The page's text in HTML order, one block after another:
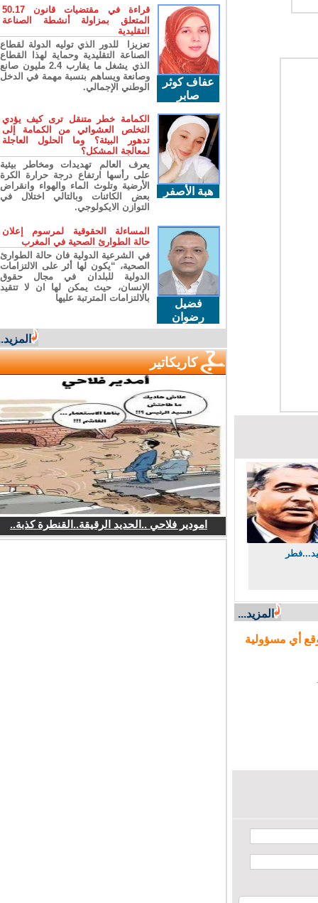
المزيد...
أي مسؤولية
عفاف كوثر
صابر
قراءة في مقتضيات قانون 50.17
المتعلق بمزاولة أنشطة الصناعة
التقليدية
تعزيزا للدور الذي توليه الدولة لقطاع
الصناعة التقليدية وحماية لهذا القطاع
الذي يشغل ما يقارب 2.4 مليون صانع
وصانعة ويساهم بنسبة مهمة في الدخل
الوطني الإجمالي.
هبة الأصفر
الكمامة خطر متنقل ترى كيف يؤدي
التخلص العشوائي من الكمامة إلى
تدهور البيئة؟ وما الحلول العاجلة
لمعالجة المشكل؟
يعرف العالم تهديدات ومخاطر بيئية
على رأسها ارتفاع درجة حرارة الكرة
الأرضية وتلوث الماء والهواء وانقراض
بعض الكائنات وبالتالي اختلال في
التوازن الايكولوجي.
فضيل
رضوان
المساءلة الحقوقية لمرسوم إعلان
حالة الطوارئ الصحية في المغرب
في الشرعية الدولية فان حالة الطوارئ
الصحية، “يكون لها أثر على الالتزامات
الدولية للبلدان في مجال حقوق
الإنسان، حيث يمكن لها ان لا تتقيد
بالالتزامات المترتبة عليها
المزيد...
كاريكاتير
امودير فلاحي ..الحديد الرقيقة..القنطرة كذبة..